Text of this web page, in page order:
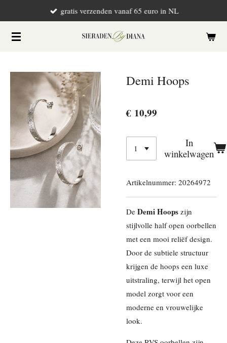
naar
gratis verzenden vanaf 65 euro in NL
Demi Hoops
€ 10,99
In
winkelwagen
Artikelnummer: 20264972
De Demi Hoops zijn
stijlvolle half open oorbellen
met een mooi reliëf design.
Door de subtiele structuur
krijgen de hoops een luxe
uitstraling, terwijl het open
model zorgt voor een
moderne en vrouwelijke
look.